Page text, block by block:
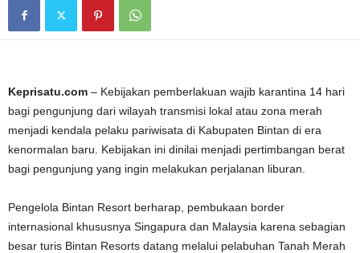
Keprisatu.com – Kebijakan pemberlakuan wajib karantina 14 hari
bagi pengunjung dari wilayah transmisi lokal atau zona merah
menjadi kendala pelaku pariwisata di Kabupaten Bintan di era
kenormalan baru. Kebijakan ini dinilai menjadi pertimbangan berat
bagi pengunjung yang ingin melakukan perjalanan liburan.
Pengelola Bintan Resort berharap, pembukaan border
internasional khususnya Singapura dan Malaysia karena sebagian
besar turis Bintan Resorts datang melalui pelabuhan Tanah Merah